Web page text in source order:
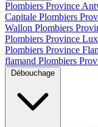
Plombiers Province
Capitale Plombiers
Wallon Plombiers
Plombiers Province
Plombiers Province
flamand Plombiers